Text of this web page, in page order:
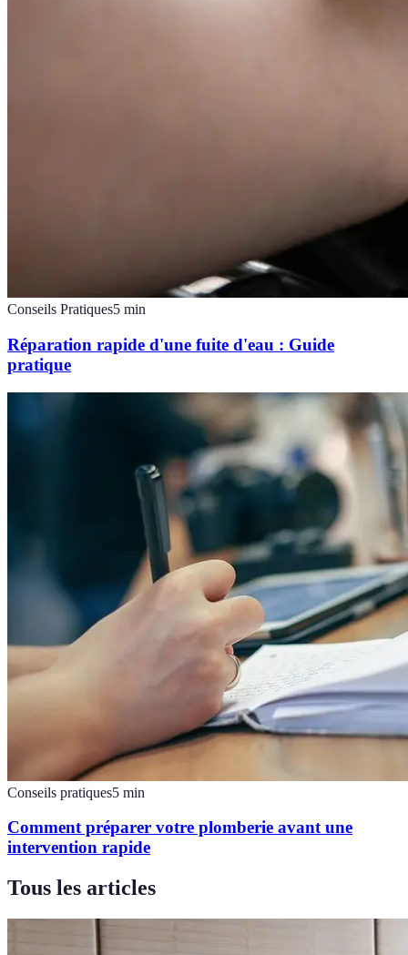
Conseils Pratiques5 min
Réparation rapide d'une fuite d'eau : Guide
pratique
Conseils pratiques5 min
Comment préparer votre plomberie avant une
intervention rapide
Tous les articles